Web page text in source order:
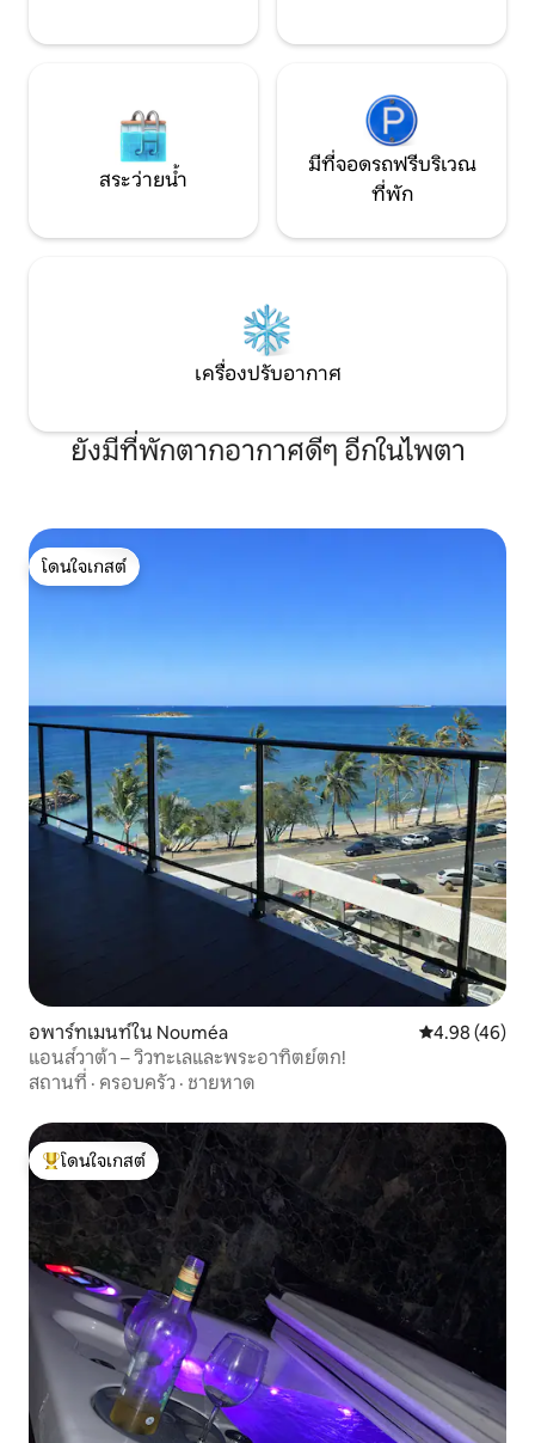
สระว่ายน้ำ
มีที่จอดรถฟรีบริเวณ
ที่พัก
เครื่องปรับอากาศ
ยังมีที่พักตากอากาศดีๆ อีกในไพตา
โดนใจเกสต์
โดนใจเกสต์
อพาร์ทเมนท์ใน Nouméa คะแนนเฉลี่ย
4.98 (46)
แอนส์วาต้า – วิวทะเลและพระอาทิตย์ตก!
สถานที่ · ครอบครัว · ชายหาด
โดนใจเกสต์ที่สุด
โดนใจเกสต์